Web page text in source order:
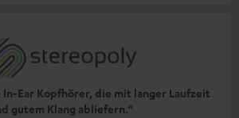
Ear Kopfhörer, die mit langer Laufzeit
gutem Klang abliefern.“